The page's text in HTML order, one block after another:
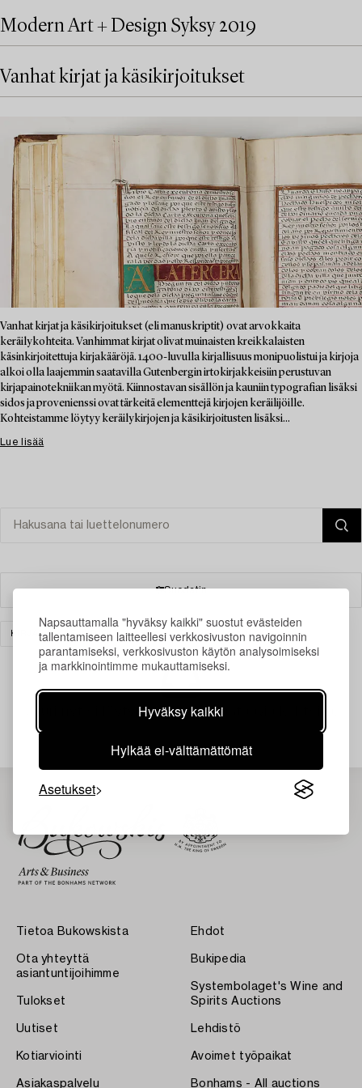
Napsauttamalla "hyväksy kaikki" suostut evästeiden
tallentamiseen laitteellesi verkkosivuston navigoinnin
parantamiseksi, verkkosivuston käytön analysoimiseksi
ja markkinointimme mukauttamiseksi.
Hyväksy kaikki
Hylkää ei-välttämättömät
Asetukset
Modern Art + Design Syksy 2019
Vanhat kirjat ja käsikirjoitukset
Vanhat kirjat ja käsikirjoitukset (eli manuskriptit) ovat arvokkaita
keräilykohteita. Vanhimmat kirjat olivat muinaisten kreikkalaisten
käsinkirjoitettuja kirjakääröjä. 1400-luvulla kirjallisuus monipuolistui ja kirjoja
alkoi olla laajemmin saatavilla Gutenbergin irtokirjakkeisiin perustuvan
kirjapainotekniikan myötä. Kiinnostavan sisällön ja kauniin typografian lisäksi
sidos ja provenienssi ovat tärkeitä elementtejä kirjojen keräilijöille.
Kohteistamme löytyy keräilykirjojen ja käsikirjoitusten lisäksi...
Lue lisää
Suodatin
KIRJAT & KÄSIKIRJOITUKSET TYHJENNÄ KAIKKI
Juuri nyt ei löytynyt hakuasi vastaavia kohteita.
Tietoa Bukowskista
Ota yhteyttä
asiantuntijoihimme
Tulokset
Uutiset
Kotiarviointi
Asiakaspalvelu
Ehdot
Bukipedia
Systembolaget's Wine and
Spirits Auctions
Lehdistö
Avoimet työpaikat
Bonhams - All auctions